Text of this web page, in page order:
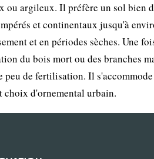
ou argileux. Il préfère un sol bien
et continentaux jusqu'à
et en périodes sèches. Une
du bois mort ou des branches
peu de fertilisation. Il
choix d'ornemental urbain.